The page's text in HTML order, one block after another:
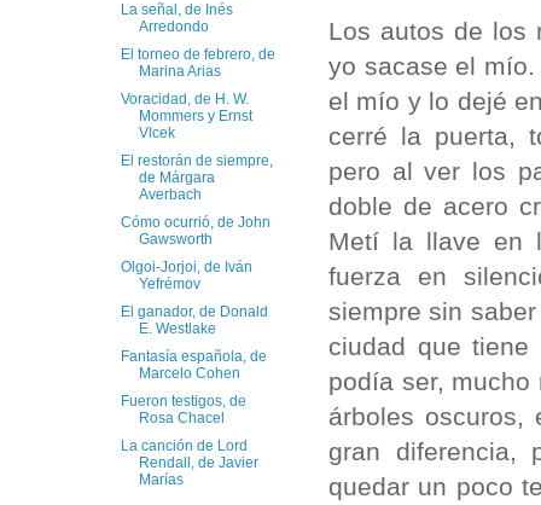
Los autos de los
yo sacase el
el mío y lo dejé
cerré la puerta,
pero al ver los
doble de acero
Metí la llave en
fuerza en
siempre sin
ciudad que
podía ser,
árboles oscuros,
gran diferencia,
quedar un poco
La señal, de Inés
Arredondo
El torneo de febrero, de
Marina Arias
Voracidad, de H. W.
Mommers y Ernst
Vlcek
El restorán de siempre,
de Márgara
Averbach
Cómo ocurrió, de John
Gawsworth
Olgoi-Jorjoi, de Iván
Yefrémov
El ganador, de Donald
E. Westlake
Fantasía española, de
Marcelo Cohen
Fueron testigos, de
Rosa Chacel
La canción de Lord
Rendall, de Javier
Marías